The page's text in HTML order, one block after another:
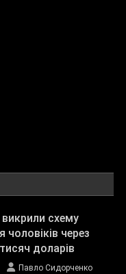
викрили схему
чоловіків через
доларів
Павло Сидорченко